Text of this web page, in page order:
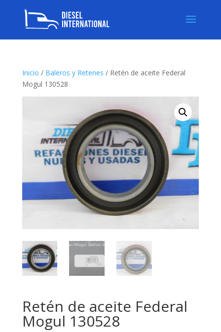
Inicio / Baleros y Retenes / Retén de aceite Federal
Mogul 130528
Retén de aceite Federal
Mogul 130528